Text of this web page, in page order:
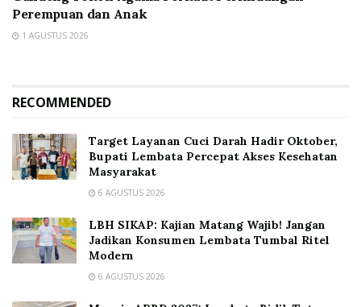
Perempuan dan Anak
1 AGUSTUS 2026
RECOMMENDED
Target Layanan Cuci Darah Hadir Oktober,
Bupati Lembata Percepat Akses Kesehatan
Masyarakat
6 AGUSTUS 2026
LBH SIKAP: Kajian Matang Wajib! Jangan
Jadikan Konsumen Lembata Tumbal Ritel
Modern
6 AGUSTUS 2026